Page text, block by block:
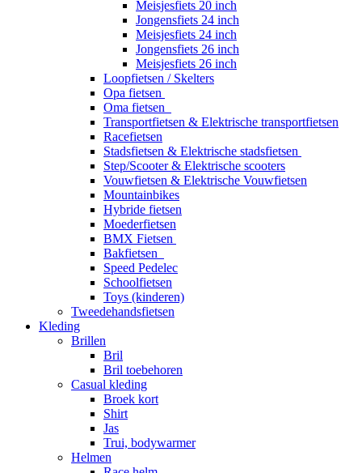
Meisjesfiets 20 inch
Jongensfiets 24 inch
Meisjesfiets 24 inch
Jongensfiets 26 inch
Meisjesfiets 26 inch
Loopfietsen / Skelters
Opa fietsen
Oma fietsen
Transportfietsen & Elektrische transportfietsen
Racefietsen
Stadsfietsen & Elektrische stadsfietsen
Step/Scooter & Elektrische scooters
Vouwfietsen & Elektrische Vouwfietsen
Mountainbikes
Hybride fietsen
Moederfietsen
BMX Fietsen
Bakfietsen
Speed Pedelec
Schoolfietsen
Toys (kinderen)
Tweedehandsfietsen
Kleding
Brillen
Bril
Bril toebehoren
Casual kleding
Broek kort
Shirt
Jas
Trui, bodywarmer
Helmen